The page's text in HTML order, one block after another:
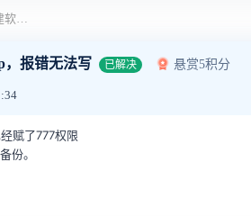
tmp/backup删除，其他目录创建软链接指向tmp/backup，报错无法写
，报错无法写 已解决 悬赏5积分
赋了777权限
份。